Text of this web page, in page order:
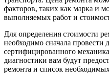
факторов, таких как марка и
выполняемых работ и
Для определения стоимости
необходимо сначала провести
сертифицированного
диагностики вам будут
ремонта и список